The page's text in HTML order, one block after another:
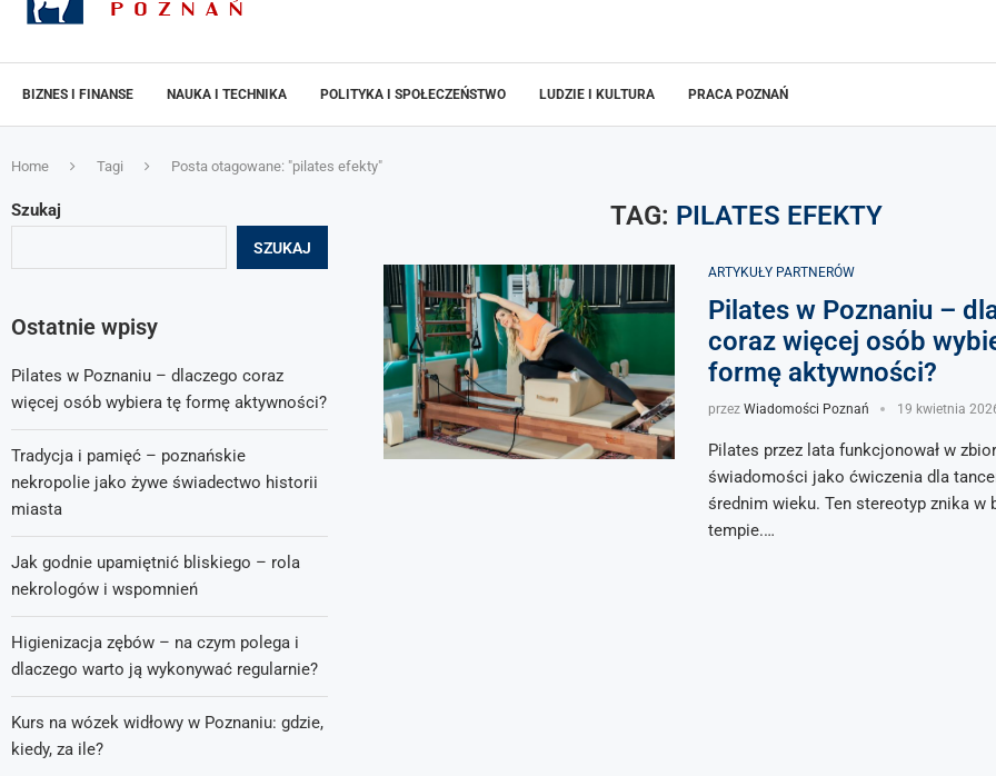
BIZNES I FINANSE NAUKA I TECHNIKA POLITYKA I SPOŁECZEŃSTWO LUDZIE I KULTURA PRACA POZNAŃ
Home Tagi Posta otagowane: "pilates efekty"
TAG: PILATES EFEKTY
ARTYKUŁY PARTNERÓW
Pilates w Poznaniu –
coraz więcej osób
formę aktywności?
przez Wiadomości Poznań 19 kwietnia
Pilates przez lata funkcjonował w
świadomości jako ćwiczenia dla
średnim wieku. Ten stereotyp znika w
tempie.…
Szukaj
SZUKAJ
Ostatnie wpisy
Pilates w Poznaniu – dlaczego coraz
więcej osób wybiera tę formę aktywności?
Tradycja i pamięć – poznańskie
nekropolie jako żywe świadectwo historii
miasta
Jak godnie upamiętnić bliskiego – rola
nekrologów i wspomnień
Higienizacja zębów – na czym polega i
dlaczego warto ją wykonywać regularnie?
Kurs na wózek widłowy w Poznaniu: gdzie,
kiedy, za ile?